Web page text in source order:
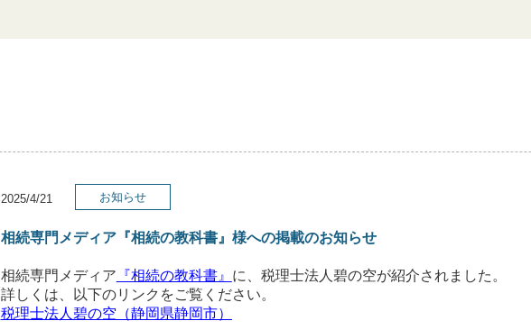
2025/4/21 お知らせ
相続専門メディア『相続の教科書』様への掲載のお知らせ
相続専門メディア 『相続の教科書』 に、税理士法人碧の空が紹介されました。‎
詳しくは、以下のリンクをご覧ください。
税理士法人碧の空（静岡県静岡市）